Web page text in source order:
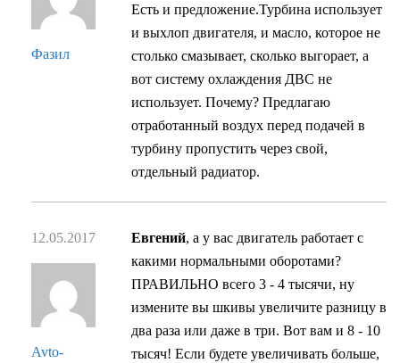
Фазил
Есть и предложение.Турбина использует
и выхлоп двигателя, и масло, которое не
столько смазывает, сколько выгорает, а
вот систему охлаждения ДВС не
использует. Почему? Предлагаю
отработанный воздух перед подачей в
турбину пропустить через свой,
отдельный радиатор.
12.05.2017
Avto-
Евгений, а у вас двигатель работает с
какими нормальными оборотами?
ПРАВИЛЬНО всего 3 - 4 тысячи, ну
измените вы шкивы увеличите разницу в
два раза или даже в три. Вот вам и 8 - 10
тысяч! Если будете увеличивать больше,